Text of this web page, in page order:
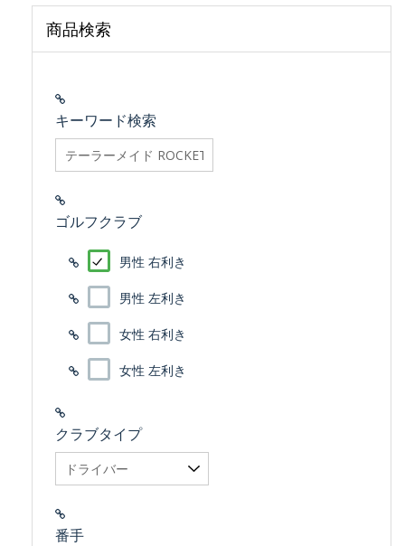
商品検索
キーワード検索
searchfilter_pro
ゴルフクラブ
男性 右利き
男性 左利き
女性 右利き
女性 左利き
クラブタイプ
番手